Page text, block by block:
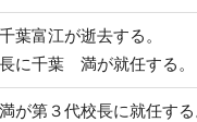
葉富江が逝去する。
に千葉 満が就任する。
第３代校長に就任する